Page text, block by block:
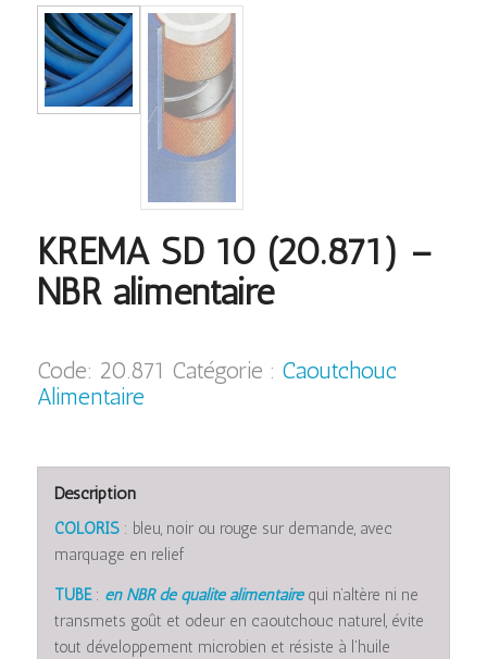
KREMA SD 10 (20.871) –
NBR alimentaire
Code: 20.871 Catégorie : Caoutchouc
Alimentaire
Description
COLORIS: bleu, noir ou rouge sur demande, avec
marquage en relief
TUBE: en NBR de qualité alimentairequi n’altère ni ne
transmets goût et odeur en caoutchouc naturel, évite
tout développement microbien et résiste à l’huile